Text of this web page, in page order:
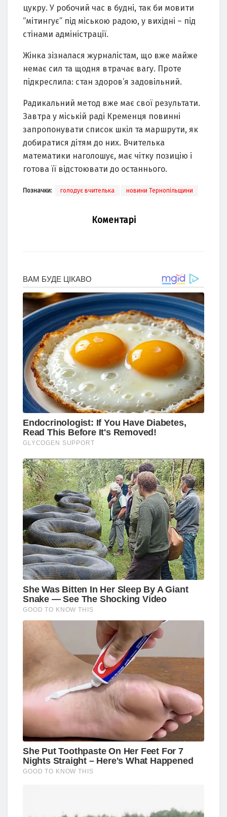
цукру. У робочий час в будні, так би мовити
“мітингує” під міською радою, у вихідні – під
стінами адміністрації.
Жінка зізналася журналістам, що вже майже
немає сил та щодня втрачає вагу. Проте
підкреслила: стан здоров’я задовільний.
Радикальний метод вже має свої результати.
Завтра у міській раді Кременця повинні
запропонувати список шкіл та маршрути, як
добиратися дітям до них. Вчителька
математики наголошує, має чітку позицію і
готова її відстоювати до останнього.
Позначки: голодує вчителька новини Тернопільщини
Коментарі